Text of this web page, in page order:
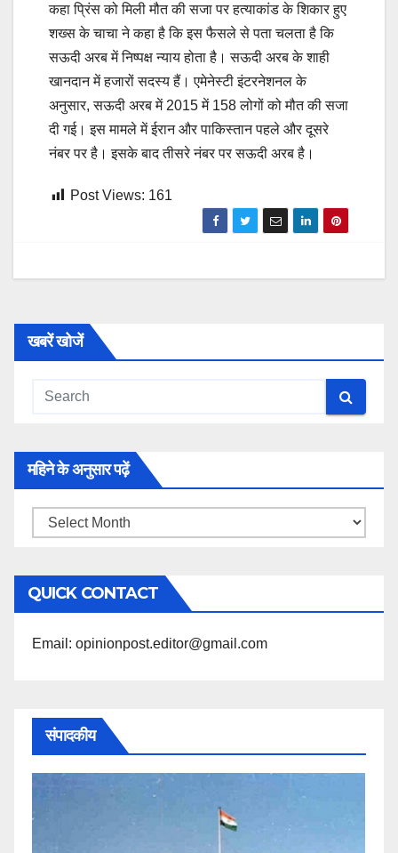
कहा प्रिंस को मिली मौत की सजा पर हत्याकांड के शिकार हुए
शख्स के चाचा ने कहा है कि इस फैसले से पता चलता है कि
सऊदी अरब में निष्पक्ष न्याय होता है। सऊदी अरब के शाही
खानदान में हजारों सदस्य हैं। एमेनेस्टी इंटरनेशनल के
अनुसार, सऊदी अरब में 2015 में 158 लोगों को मौत की सजा
दी गई। इस मामले में ईरान और पाकिस्तान पहले और दूसरे
नंबर पर है। इसके बाद तीसरे नंबर पर सऊदी अरब है।
Post Views: 161
खबरें खोजें
महिने के अनुसार पढ़ें
महिने
अनुसार
पढ़ें
QUICK CONTACT
Email: opinionpost.editor@gmail.com
संपादकीय